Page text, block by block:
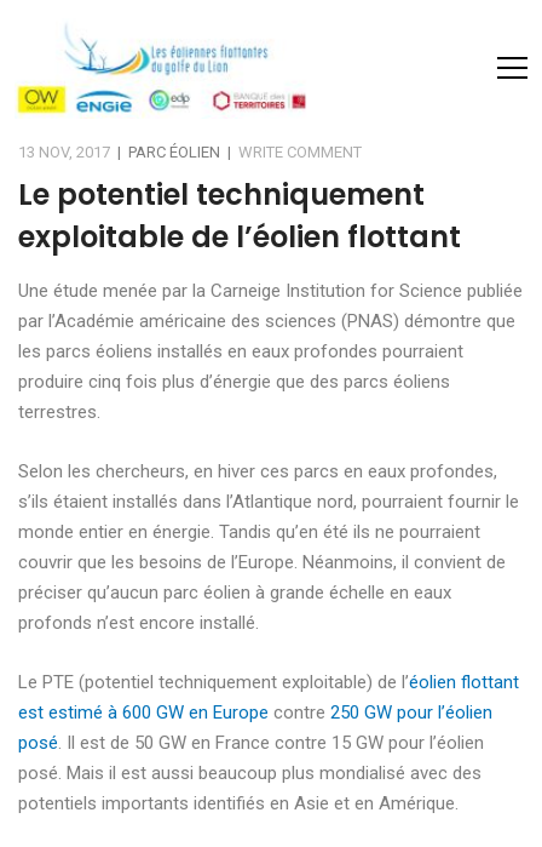
13 NOV, 2017 | PARC ÉOLIEN | WRITE COMMENT
Le potentiel techniquement
exploitable de l’éolien flottant
Une étude menée par la Carneige Institution for Science publiée
par l’Académie américaine des sciences (PNAS) démontre que
les parcs éoliens installés en eaux profondes pourraient
produire cinq fois plus d’énergie que des parcs éoliens
terrestres.
Selon les chercheurs, en hiver ces parcs en eaux profondes,
s’ils étaient installés dans l’Atlantique nord, pourraient fournir le
monde entier en énergie. Tandis qu’en été ils ne pourraient
couvrir que les besoins de l’Europe. Néanmoins, il convient de
préciser qu’aucun parc éolien à grande échelle en eaux
profonds n’est encore installé.
Le PTE (potentiel techniquement exploitable) de l’éolien flottant
est estimé à 600 GW en Europe contre 250 GW pour l’éolien
posé. Il est de 50 GW en France contre 15 GW pour l’éolien
posé. Mais il est aussi beaucoup plus mondialisé avec des
potentiels importants identifiés en Asie et en Amérique.